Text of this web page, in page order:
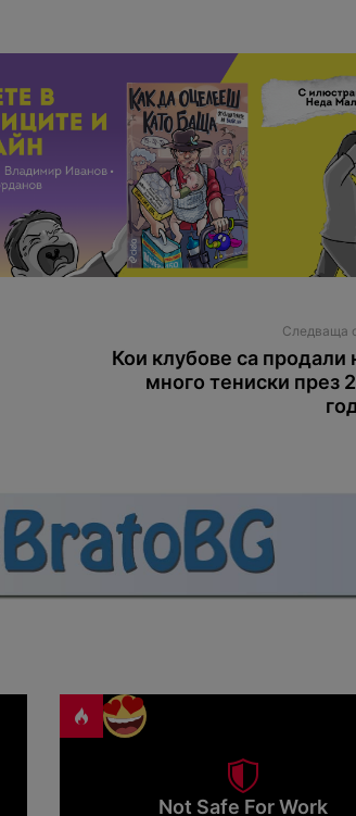
Следваща
Кои клубове са продали
много тениски през
Not Safe For Work